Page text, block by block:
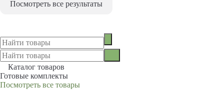
Посмотреть все результаты
Каталог товаров
Готовые комплекты
Посмотреть все товары